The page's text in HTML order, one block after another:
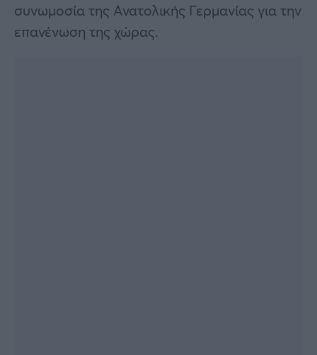
συνωμοσία της Ανατολικής Γερμανίας για την
επανένωση της χώρας.